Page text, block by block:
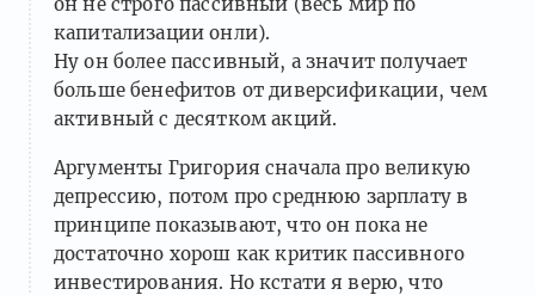
он не строго пассивный (весь мир по
капитализации онли).
Ну он более пассивный, а значит получает
больше бенефитов от диверсификации, чем
активный с десятком акций.
Аргументы Григория сначала про великую
депрессию, потом про среднюю зарплату в
принципе показывают, что он пока не
достаточно хорош как критик пассивного
инвестирования. Но кстати я верю, что